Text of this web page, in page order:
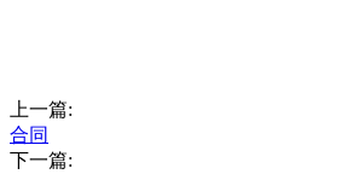
上一篇:
合同
下一篇: